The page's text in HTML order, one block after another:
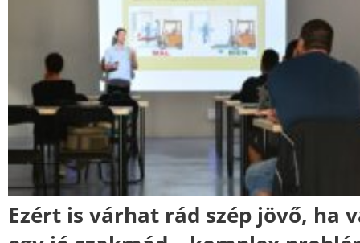
Ezért is várhat rád szép jövő, ha